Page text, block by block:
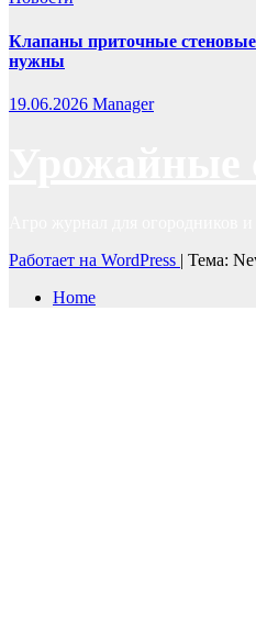
Клапаны приточные
нужны
19.06.2026 Manager
Работает на WordPress | Тема:
Home